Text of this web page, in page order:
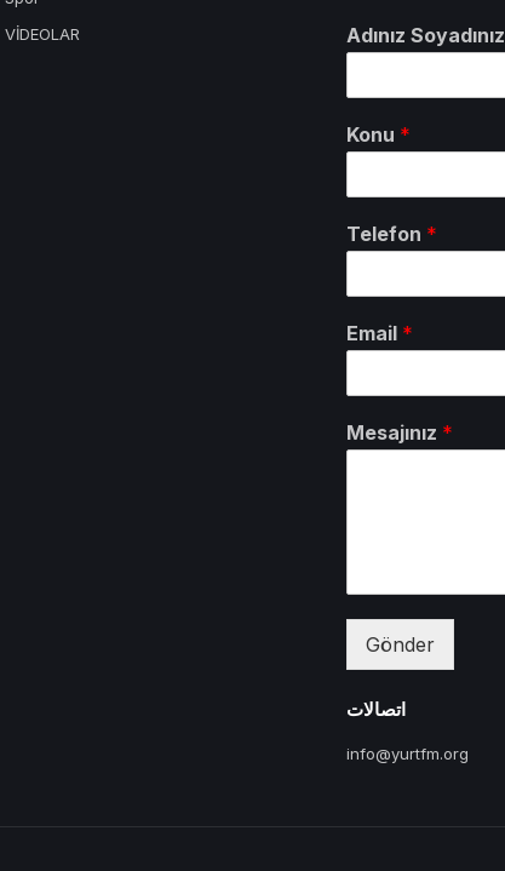
VİDEOLAR
Adınız Soyadınız
Konu *
Telefon *
Email *
Mesajınız *
Gönder
اتصالات
info@yurtfm.org